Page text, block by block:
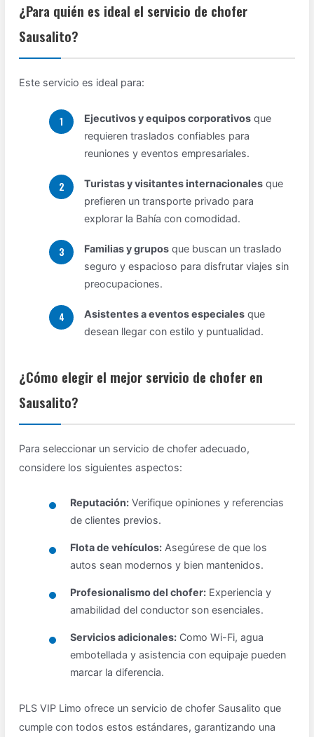
¿Para quién es ideal el servicio de chofer
Sausalito?
Este servicio es ideal para:
Ejecutivos y equipos corporativos que
requieren traslados confiables para
reuniones y eventos empresariales.
Turistas y visitantes internacionales que
prefieren un transporte privado para
explorar la Bahía con comodidad.
Familias y grupos que buscan un traslado
seguro y espacioso para disfrutar viajes sin
preocupaciones.
Asistentes a eventos especiales que
desean llegar con estilo y puntualidad.
¿Cómo elegir el mejor servicio de chofer en
Sausalito?
Para seleccionar un servicio de chofer adecuado,
considere los siguientes aspectos:
Reputación: Verifique opiniones y referencias
de clientes previos.
Flota de vehículos: Asegúrese de que los
autos sean modernos y bien mantenidos.
Profesionalismo del chofer: Experiencia y
amabilidad del conductor son esenciales.
Servicios adicionales: Como Wi-Fi, agua
embotellada y asistencia con equipaje pueden
marcar la diferencia.
PLS VIP Limo ofrece un servicio de chofer Sausalito que
cumple con todos estos estándares, garantizando una